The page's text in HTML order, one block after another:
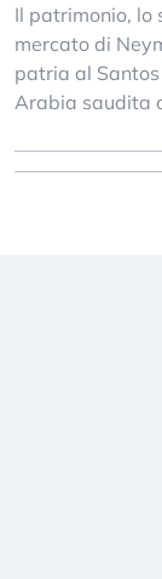
Il patrimonio, lo
mercato di
patria al
Arabia saudita